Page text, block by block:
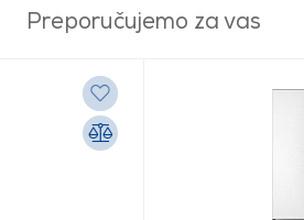
Preporučujemo za vas